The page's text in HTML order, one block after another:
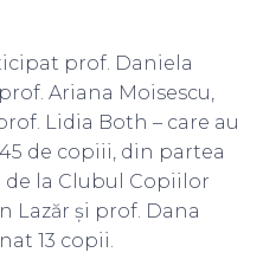
prof. Daniela
Ariana Moisescu,
Lidia Both – care au
de copiii, din partea
la Clubul Copiilor
Lazăr și prof. Dana
13 copii.